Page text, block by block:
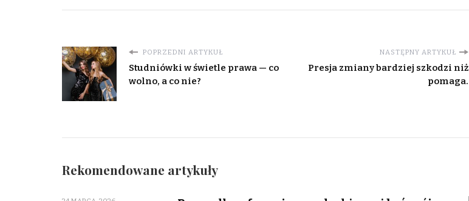
POPRZEDNI ARTYKUŁ
Studniówki w świetle prawa — co
wolno, a co nie?
NASTĘPNY ARTYKUŁ
Presja zmiany bardziej szkodzi niż
pomaga.
Rekomendowane artykuły